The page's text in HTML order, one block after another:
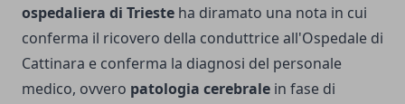
ospedaliera di Trieste ha diramato una nota in cui
conferma il ricovero della conduttrice all'Ospedale di
Cattinara e conferma la diagnosi del personale
medico, ovvero patologia cerebrale in fase di